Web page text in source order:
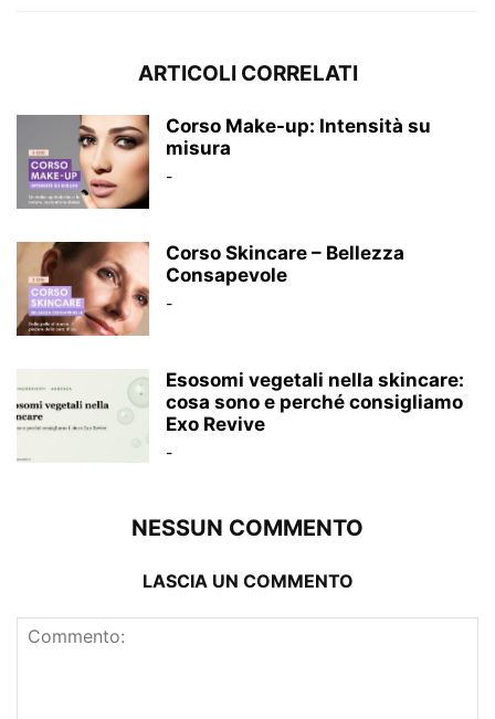
ARTICOLI CORRELATI
Corso Make-up: Intensità su
misura
-
Corso Skincare – Bellezza
Consapevole
-
Esosomi vegetali nella skincare:
cosa sono e perché consigliamo
Exo Revive
-
NESSUN COMMENTO
LASCIA UN COMMENTO